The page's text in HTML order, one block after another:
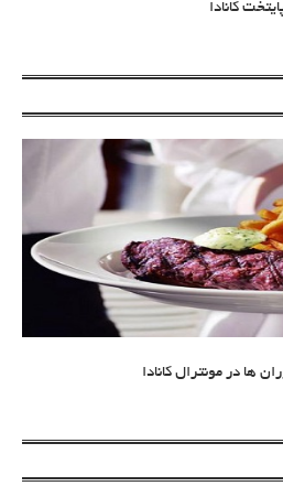
کانادا
ها در مونترال کانادا